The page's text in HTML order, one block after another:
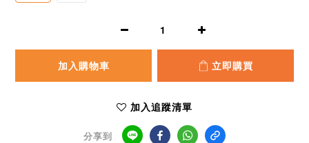
加入購物車 立即購買
加入追蹤清單
分享到